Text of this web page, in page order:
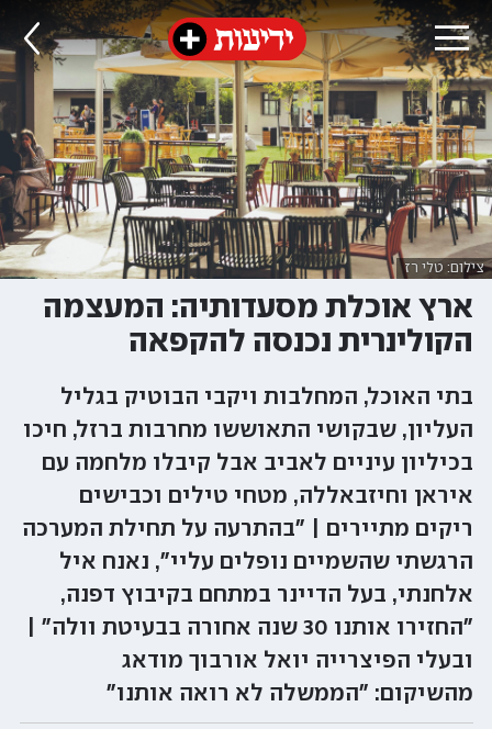
צילום: טלי רז
ארץ אוכלת מסעדותיה: המעצמה
הקולינרית נכנסה להקפאה
בתי האוכל, המחלבות ויקבי הבוטיק בגליל
העליון, שבקושי התאוששו מחרבות ברזל, חיכו
בכיליון עיניים לאביב אבל קיבלו מלחמה עם
איראן וחיזבאללה, מטחי טילים וכבישים
ריקים מתיירים | "בהתרעה על תחילת המערכה
הרגשתי שהשמיים נופלים עליי", נאנח איל
אלחנתי, בעל הדיינר במתחם בקיבוץ דפנה,
"החזירו אותנו 30 שנה אחורה בבעיטת וולה" |
ובעלי הפיצרייה יואל אורבוך מודאג
מהשיקום: "הממשלה לא רואה אותנו"